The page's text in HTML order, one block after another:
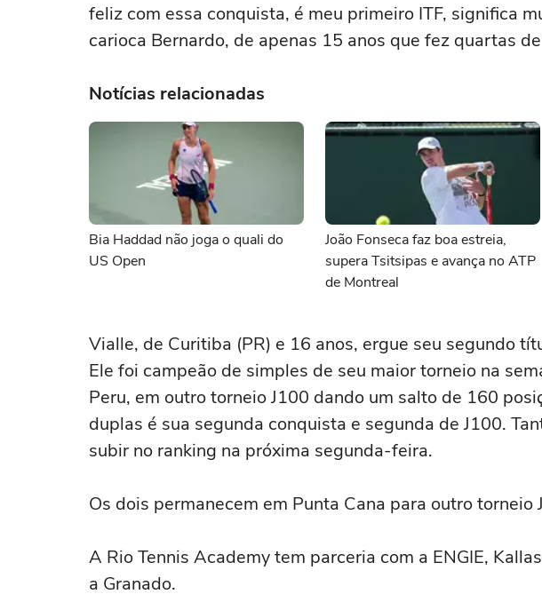
feliz com essa conquista, é meu primeiro ITF, significa
carioca Bernardo, de apenas 15 anos que fez quartas
Notícias relacionadas
Bia Haddad não joga o quali do
US Open
João Fonseca faz boa estreia,
supera Tsitsipas e avança no ATP
de Montreal
Vialle, de Curitiba (PR) e 16 anos, ergue seu segundo
Ele foi campeão de simples de seu maior torneio na
Peru, em outro torneio J100 dando um salto de 160
duplas é sua segunda conquista e segunda de J100.
subir no ranking na próxima segunda-feira.
Os dois permanecem em Punta Cana para outro torneio
A Rio Tennis Academy tem parceria com a ENGIE,
a Granado.